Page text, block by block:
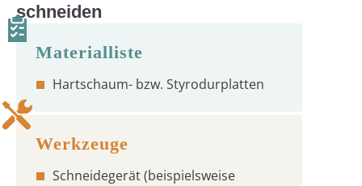
schneiden
Hartschaum- bzw. Styrodurplatten
Schneidegerät (beispielsweise